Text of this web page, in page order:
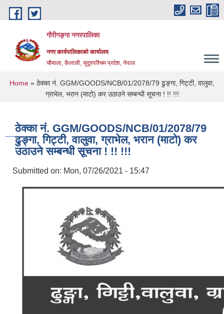
Skip to main content
गौरीगङ्गा नगरपालिका
नगर कार्यपालिकाको कार्यालय
चौमाला, कैलाली, सुदूरपश्चिम प्रदेश, नेपाल
You are here
Home » ठेक्का नं. GGM/GOODS/NCB/01/2078/79 ढुङ्गा, गिट्टी, वालुवा,
ग्राभेल, भरान (माटो) कर उठाउने सम्बन्धी सूचना ! !! !!!
ठेक्का नं. GGM/GOODS/NCB/01/2078/79
ढुङ्गा, गिट्टी, वालुवा, ग्राभेल, भरान (माटो) कर
उठाउने सम्बन्धी सूचना ! !! !!!
Submitted on: Mon, 07/26/2021 - 15:47